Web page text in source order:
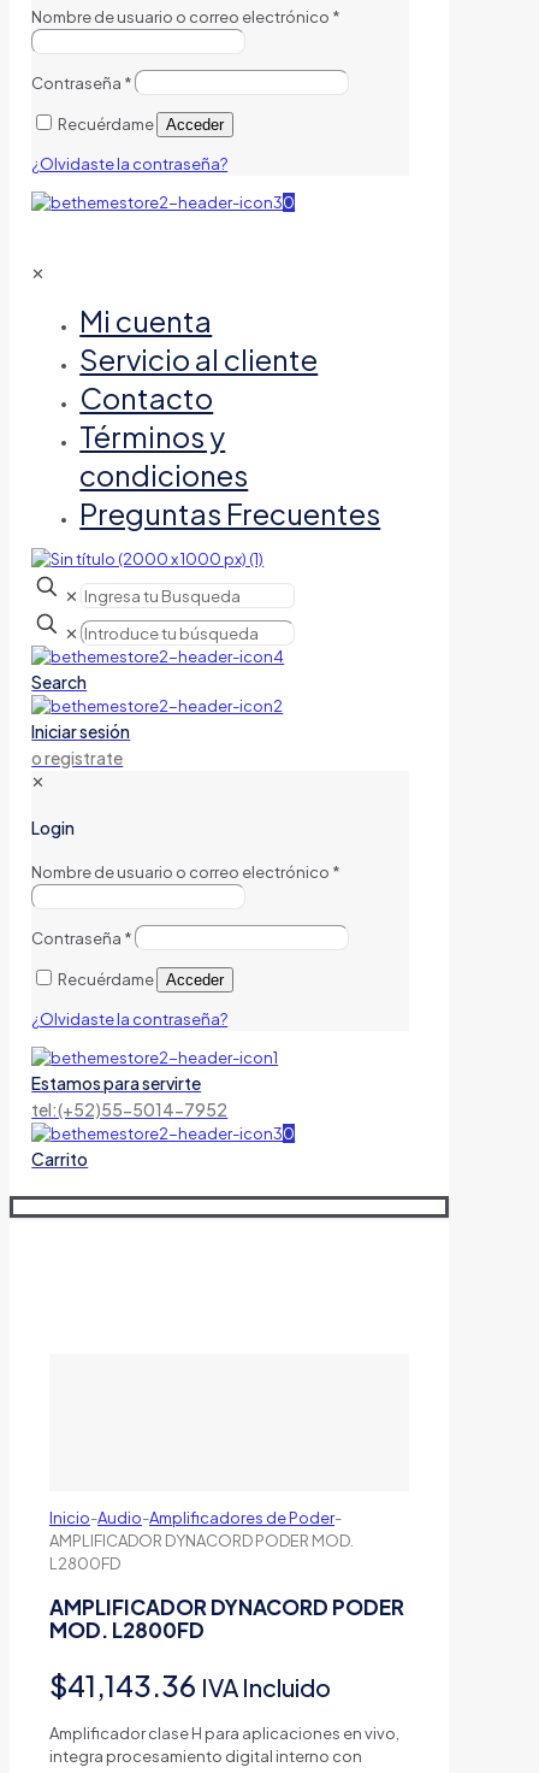
Nombre de usuario o correo electrónico *
Contraseña *
Recuérdame Acceder
¿Olvidaste la contraseña?
0
✕
Mi cuenta
Servicio al cliente
Contacto
Términos y
condiciones
Preguntas Frecuentes
✕
✕
Search
Iniciar sesión
o registrate
✕
Login
Nombre de usuario o correo electrónico *
Contraseña *
Recuérdame Acceder
¿Olvidaste la contraseña?
Estamos para servirte
tel:(+52)55-5014-7952
0
Carrito
Inicio-Audio-Amplificadores de Poder-
AMPLIFICADOR DYNACORD PODER MOD.
L2800FD
AMPLIFICADOR DYNACORD PODER
MOD. L2800FD
$41,143.36 IVA Incluido
Amplificador clase H para aplicaciones en vivo,
integra procesamiento digital interno con